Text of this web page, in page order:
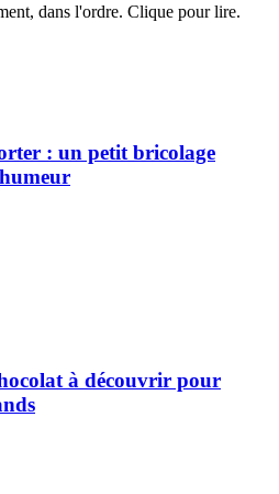
dans l'ordre. Clique pour lire.
: un petit bricolage
à découvrir pour